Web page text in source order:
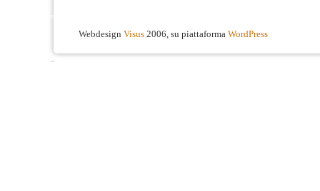
Webdesign Visus 2006, su piattaforma WordPress